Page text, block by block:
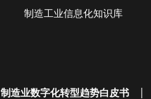
制造工业信息化知识库
制造业数字化转型趋势白皮书 |